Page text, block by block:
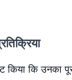
किया कि उनका